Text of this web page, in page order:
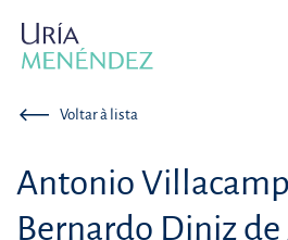
Voltar à lista
Antonio
Bernardo Diniz de